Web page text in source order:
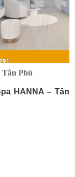
Phú
HANNA – Tân